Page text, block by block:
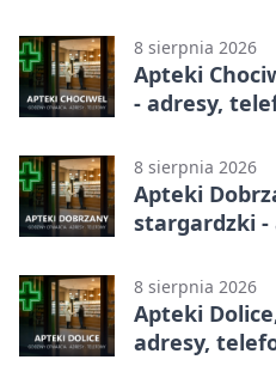
8 sierpnia 2026
Apteki
- adresy,
8 sierpnia 2026
Apteki
stargardzki -
8 sierpnia 2026
Apteki
adresy,